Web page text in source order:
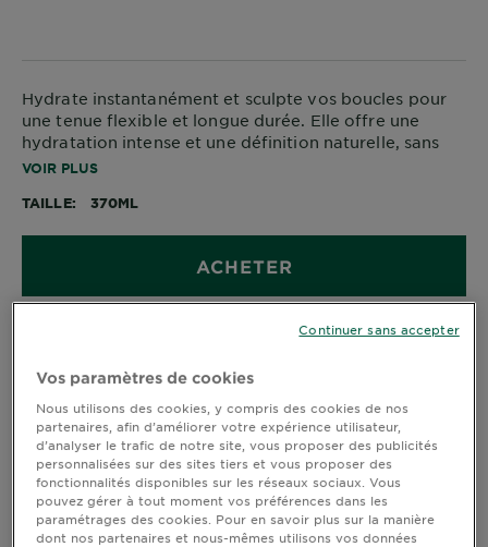
l'ingrédient
Garnier x
Gisele
Bündchen
Notre
Hydrate instantanément et sculpte vos boucles pour
une tenue flexible et longue durée. Elle offre une
hydratation intense et une définition naturelle, sans
résidus, sans alourdir, sans effet carton ni effet gras.
VOIR PLUS
TAILLE 370ML
ACHETER
Information sur le produit
CLOSE SUBPANEL
Application
CLOSE SUBPANEL
Vos paramètres de cookies
Nous utilisons des cookies, y compris des cookies de nos
partenaires, afin d’améliorer votre expérience utilisateur,
d’analyser le trafic de notre site, vous proposer des publicités
personnalisées sur des sites tiers et vous proposer des
fonctionnalités disponibles sur les réseaux sociaux. Vous
pouvez gérer à tout moment vos préférences dans les
paramétrages des cookies. Pour en savoir plus sur la manière
dont nos partenaires et nous-mêmes utilisons vos données
Continuer sans accepter